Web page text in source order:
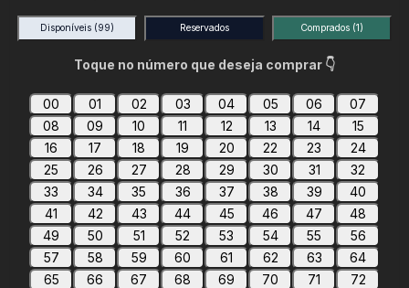
Disponíveis (99) Reservados Comprados (1)
Toque no número que deseja comprar 👇
00 01 02 03 04 05 06
07
08
09 10 11 12 13 14
15
16
17 18 19 20 22 23
24
25
26 27 28 29 30 31
32
33
34 35 36 37 38 39
40
41
42 43 44 45 46 47
48
49
50 51 52 53 54 55
56
57
58 59 60 61 62 63
64
65
66 67 68 69 70 71
72